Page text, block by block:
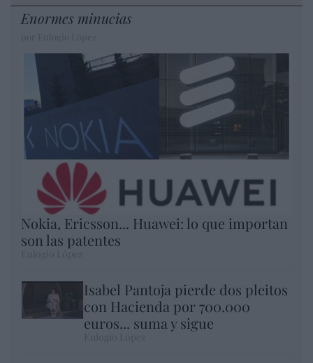
Enormes minucias
Nokia, Ericsson... Huawei: lo que importan
son las patentes
Isabel Pantoja pierde dos pleitos
con Hacienda por 700.000
euros... suma y sigue